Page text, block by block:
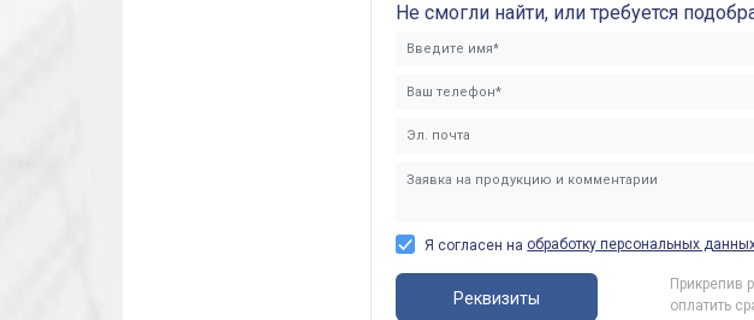
Не смогли найти, или требуется
Я согласен на обработку персональных
Реквизиты
Прикрепив
оплатить